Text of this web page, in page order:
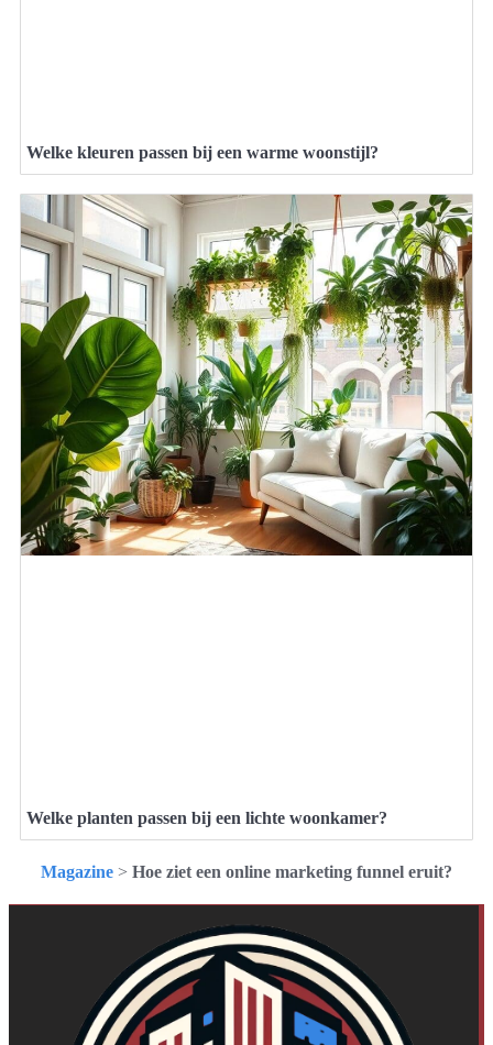
Welke kleuren passen bij een warme woonstijl?
Welke planten passen bij een lichte woonkamer?
Magazine > Hoe ziet een online marketing funnel eruit?